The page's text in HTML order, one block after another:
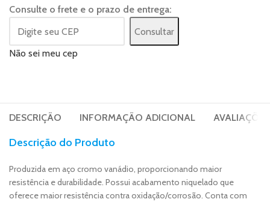
Consulte o frete e o prazo de entrega:
Consultar
Não sei meu cep
DESCRIÇÃO INFORMAÇÃO ADICIONAL
Descrição do Produto
Produzida em aço cromo vanádio, proporcionando maior
resistência e durabilidade. Possui acabamento niquelado que
oferece maior resistência contra oxidação/corrosão. Conta com